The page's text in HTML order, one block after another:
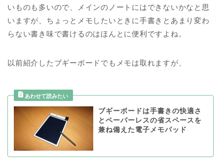
いものも多いので、メインのノートにはできないかなと思
いますが、ちょっとメモしたいときに手書きとあまり変わ
らない書き味で書けるのはほんとに便利ですよね。
以前紹介したブギーボードでもメモは取れますが、
ブギーボードは手書きの快適さ
とペーパーレスの省スペースを
兼ね備えた電子メモパッド